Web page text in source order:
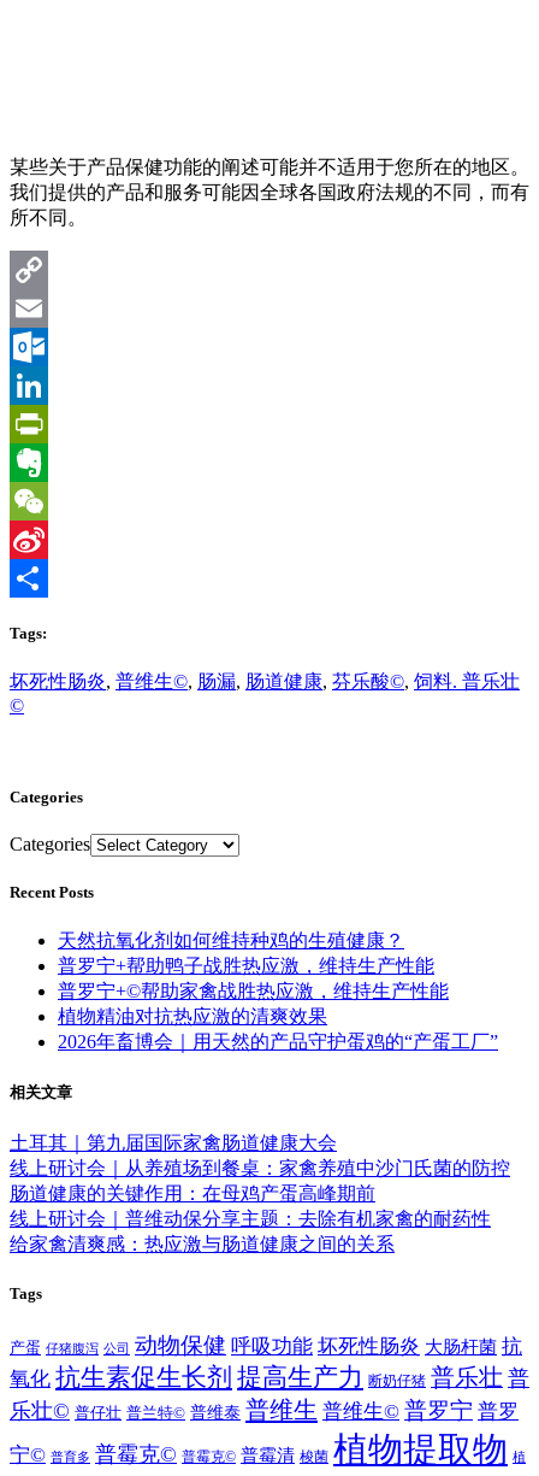
某些关于产品保健功能的阐述可能并不适用于您所在的地区。
我们提供的产品和服务可能因全球各国政府法规的不同，而有
所不同。
Copy
Link
Email
Outlook.com
LinkedIn
PrintFriendly
Evernote
WeChat
Sina
Tags:
坏死性肠炎, 普维生©, 肠漏, 肠道健康, 芬乐酸©, 饲料. 普乐壮
©
Categories
Categories
Recent Posts
天然抗氧化剂如何维持种鸡的生殖健康？
普罗宁+帮助鸭子战胜热应激，维持生产性能
普罗宁+©帮助家禽战胜热应激，维持生产性能
植物精油对抗热应激的清爽效果
2026年畜博会｜用天然的产品守护蛋鸡的“产蛋工厂”
相关文章
土耳其｜第九届国际家禽肠道健康大会
线上研讨会｜从养殖场到餐桌：家禽养殖中沙门氏菌的防控
肠道健康的关键作用：在母鸡产蛋高峰期前
线上研讨会｜普维动保分享主题：去除有机家禽的耐药性
给家禽清爽感：热应激与肠道健康之间的关系
Tags
产蛋 仔猪腹泻 公司 动物保健 呼吸功能 坏死性肠炎 大肠杆菌 抗
氧化 抗生素促生长剂 提高生产力 断奶仔猪 普乐壮 普
乐壮© 普仔壮 普兰特© 普维泰 普维生 普维生© 普罗宁 普罗
宁© 普育多 普霉克© 普霉克© 普霉清 梭菌 植物提取物 植